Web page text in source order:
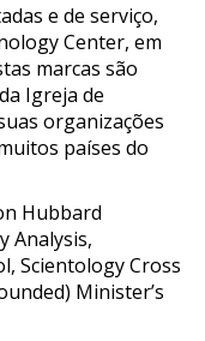
e de serviço,
Center, em
marcas são
Igreja de
organizações
países do
Hubbard
Analysis,
Scientology Cross
Minister’s